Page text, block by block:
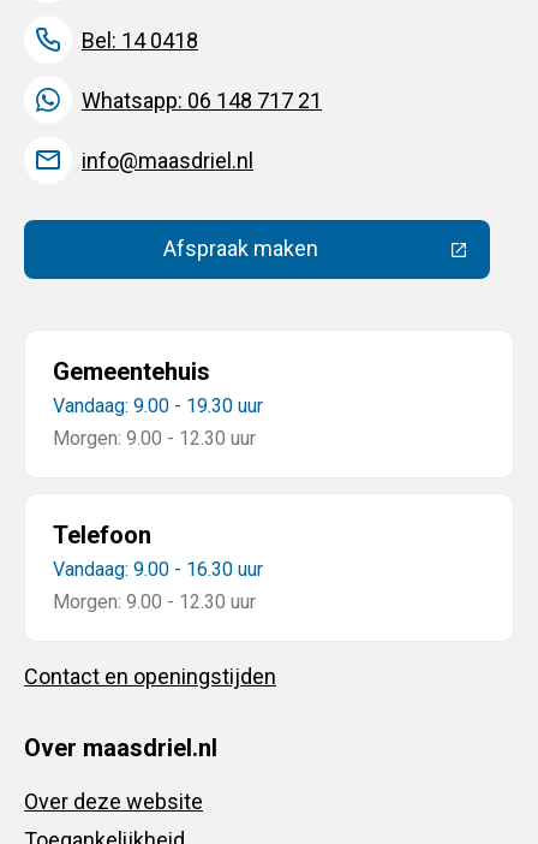
Bel: 14 0418
Whatsapp: 06 148 717 21
info@maasdriel.nl
Afspraak maken(Deze link gaat naar een
Gemeentehuis
Vandaag: 9.00 - 19.30 uur
Morgen: 9.00 - 12.30 uur
Telefoon
Vandaag: 9.00 - 16.30 uur
Morgen: 9.00 - 12.30 uur
Contact en openingstijden
Over maasdriel.nl
Over deze website